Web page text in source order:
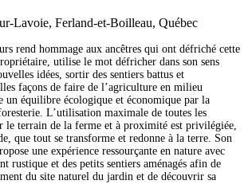
Lavoie, Ferland-et-Boilleau, Québec
rend hommage aux ancêtres qui ont défriché cette
utilise le mot défricher dans son sens
idées, sortir des sentiers battus et
façons de faire de l’agriculture en milieu
un équilibre écologique et économique par la
L’utilisation maximale de toutes les
le terrain de la ferme et à proximité est privilégiée,
que tout se transforme et redonne à la terre. Son
une expérience ressourçante en nature avec
rustique et des petits sentiers aménagés afin de
du site naturel du jardin et de découvrir sa